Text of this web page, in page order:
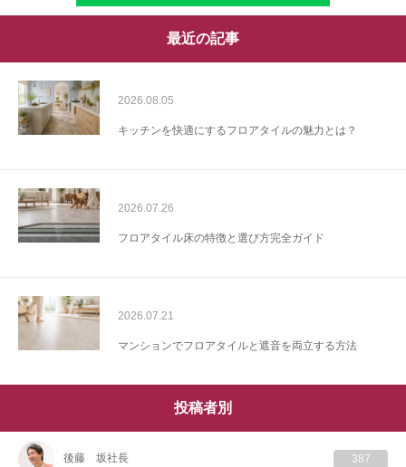
最近の記事
2026.08.05
キッチンを快適にするフロアタイルの魅力とは？
2026.07.26
フロアタイル床の特徴と選び方完全ガイド
2026.07.21
マンションでフロアタイルと遮音を両立する方法
投稿者別
後藤 坂社長 387